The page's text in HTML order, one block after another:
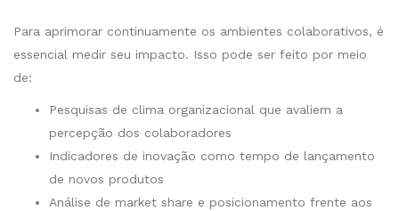
Para aprimorar continuamente os ambientes colaborativos, é
essencial medir seu impacto. Isso pode ser feito por meio
de:
Pesquisas de clima organizacional que avaliem a
percepção dos colaboradores
Indicadores de inovação como tempo de lançamento
de novos produtos
Análise de market share e posicionamento frente aos